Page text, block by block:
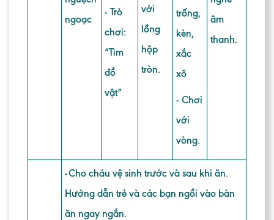
ngoạc
- Trò
chơi:
“Tìm
đồ
vật”
với
lồng
hộp
tròn.
trống,
kèn,
xắc
xô
- Chơi
với
vòng.
âm
thanh.
-Cho cháu vệ sinh trước và sau khi ăn.
Hướng dẫn trẻ và các bạn ngồi vào bàn
ăn ngay ngắn.